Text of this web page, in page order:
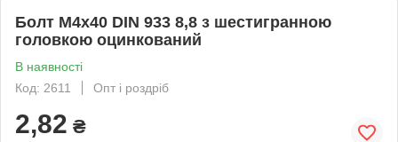
Болт М4х40 DIN 933 8,8 з шестигранною
головкою оцинкований
В наявності
Код: 2611
Опт і роздріб
2,82 ₴